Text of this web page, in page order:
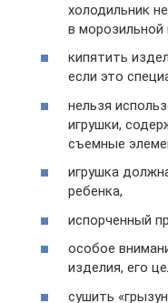
холодильник
в морозильной
кипятить
если это
нельзя
игрушки,
съемные
игрушка
ребенка,
испорченный
особое
изделия, его
сушить